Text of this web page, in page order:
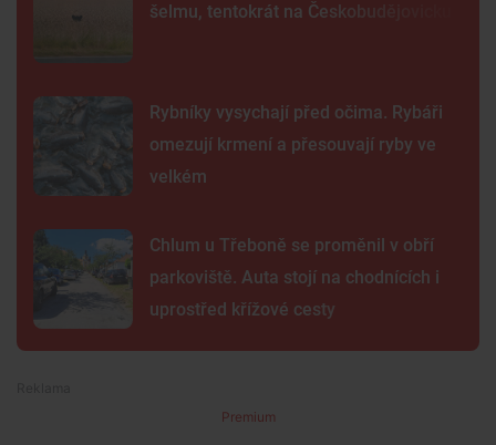
šelmu, tentokrát na Českobudějovicku
Rybníky vysychají před očima. Rybáři
omezují krmení a přesouvají ryby ve
velkém
Chlum u Třeboně se proměnil v obří
parkoviště. Auta stojí na chodnících i
uprostřed křížové cesty
Premium